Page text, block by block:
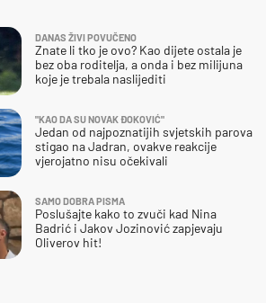
DANAS ŽIVI POVUČENO
Znate li tko je ovo? Kao dijete ostala je
bez oba roditelja, a onda i bez milijuna
koje je trebala naslijediti
"KAO DA SU NOVAK ĐOKOVIĆ"
Jedan od najpoznatijih svjetskih parova
stigao na Jadran, ovakve reakcije
vjerojatno nisu očekivali
SAMO DOBRA PISMA
Poslušajte kako to zvuči kad Nina
Badrić i Jakov Jozinović zapjevaju
Oliverov hit!